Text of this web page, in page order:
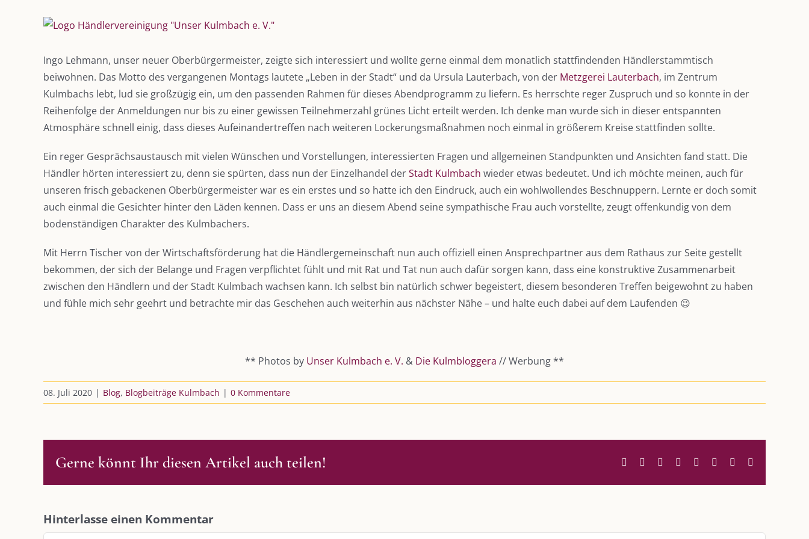
Zeige
Bild
Ingo Lehmann, unser neuer Oberbürgermeister, zeigte sich interessiert und wollte gerne einmal dem monatlich stattfindenden Händlerstammtisch
beiwohnen. Das Motto des vergangenen Montags lautete „Leben in der Stadt“ und da Ursula Lauterbach, von der Metzgerei Lauterbach, im Zentrum
Kulmbachs lebt, lud sie großzügig ein, um den passenden Rahmen für dieses Abendprogramm zu liefern. Es herrschte reger Zuspruch und so konnte in der
Reihenfolge der Anmeldungen nur bis zu einer gewissen Teilnehmerzahl grünes Licht erteilt werden. Ich denke man wurde sich in dieser entspannten
Atmosphäre schnell einig, dass dieses Aufeinandertreffen nach weiteren Lockerungsmaßnahmen noch einmal in größerem Kreise stattfinden sollte.
Ein reger Gesprächsaustausch mit vielen Wünschen und Vorstellungen, interessierten Fragen und allgemeinen Standpunkten und Ansichten fand statt. Die
Händler hörten interessiert zu, denn sie spürten, dass nun der Einzelhandel derStadt Kulmbach wieder etwas bedeutet. Und ich möchte meinen, auch für
unseren frisch gebackenen Oberbürgermeister war es ein erstes und so hatte ich den Eindruck, auch ein wohlwollendes Beschnuppern. Lernte er doch somit
auch einmal die Gesichter hinter den Läden kennen. Dass er uns an diesem Abend seine sympathische Frau auch vorstellte, zeugt offenkundig von dem
bodenständigen Charakter des Kulmbachers.
Mit Herrn Tischer von der Wirtschaftsförderung hat die Händlergemeinschaft nun auch offiziell einen Ansprechpartner aus dem Rathaus zur Seite gestellt
bekommen, der sich der Belange und Fragen verpflichtet fühlt und mit Rat und Tat nun auch dafür sorgen kann, dass eine konstruktive Zusammenarbeit
zwischen den Händlern und der Stadt Kulmbach wachsen kann. Ich selbst bin natürlich schwer begeistert, diesem besonderen Treffen beigewohnt zu haben
und fühle mich sehr geehrt und betrachte mir das Geschehen auch weiterhin aus nächster Nähe – und halte euch dabei auf dem Laufenden 😉
** Photos by Unser Kulmbach e. V. & Die Kulmbloggera // Werbung **
08. Juli 2020 | Blog, Blogbeiträge Kulmbach | 0 Kommentare
Gerne könnt Ihr diesen Artikel auch teilen! Facebook
TwitterReddit LinkedInWhatsApp
TumblrPinterest
Hinterlasse einen Kommentar